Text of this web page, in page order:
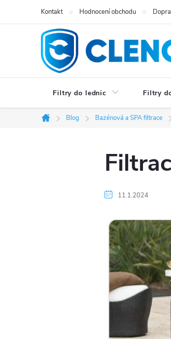
Kontakt Hodnocení obchodu
Filtry do lednic Filtry
Domů
Blog Bazénová a SPA filtrace
11.1.2024